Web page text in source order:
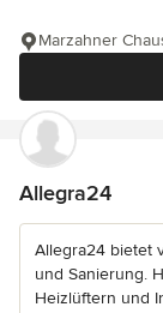
Marzahner
Allegra24
Allegra24 bietet
und Sanierung.
Heizlüftern und